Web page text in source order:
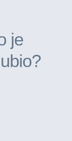
je